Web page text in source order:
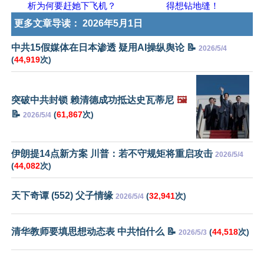
析为何要赶她下飞机？
得想钻地缝！
更多文章导读： 2026年5月1日
中共15假媒体在日本渗透 疑用AI操纵舆论 📝 2026/5/4
(44,919次)
突破中共封锁 赖清德成功抵达史瓦蒂尼 🖼️
📝 2026/5/4 (61,867次)
伊朗提14点新方案 川普：若不守规矩将重启攻击 2026/5/4
(44,082次)
天下奇谭 (552) 父子情缘 2026/5/4 (32,941次)
清华教师要填思想动态表 中共怕什么 📝 2026/5/3 (44,518次)